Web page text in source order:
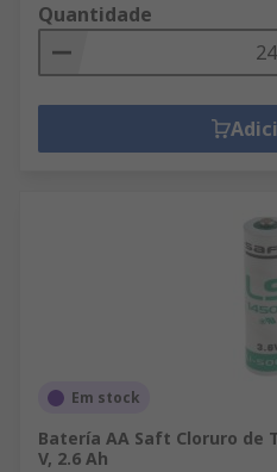
Quantidade
Em stock
Batería AA Saft Cloruro de
V, 2.6 Ah